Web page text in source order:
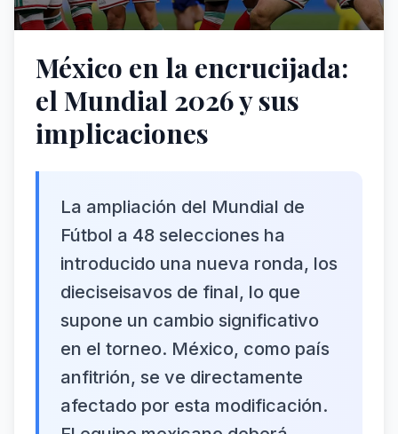
México en la encrucijada:
el Mundial 2026 y sus
implicaciones
La ampliación del Mundial de
Fútbol a 48 selecciones ha
introducido una nueva ronda, los
dieciseisavos de final, lo que
supone un cambio significativo
en el torneo. México, como país
anfitrión, se ve directamente
afectado por esta modificación.